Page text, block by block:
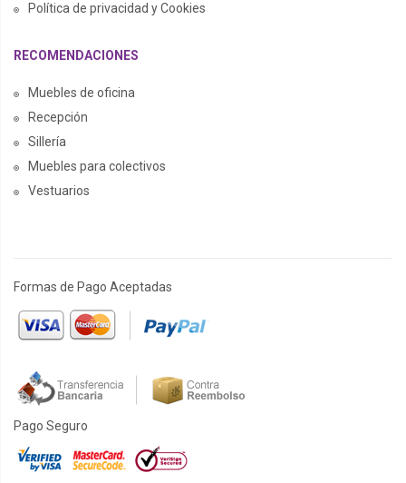
Política de privacidad y Cookies
RECOMENDACIONES
Muebles de oficina
Recepción
Sillería
Muebles para colectivos
Vestuarios
Formas de Pago Aceptadas
Pago Seguro